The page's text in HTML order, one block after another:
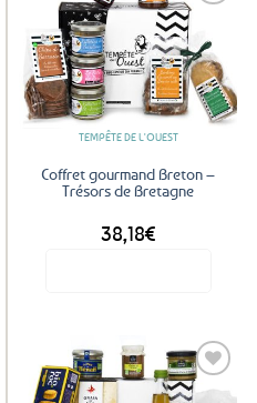
Ajouter
aux
favoris
TEMPÊTE DE L'OUEST
Coffret gourmand Breton –
Trésors de Bretagne
38,18€